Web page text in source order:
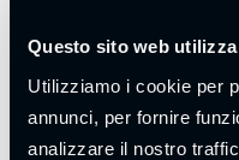
Questo sito web
Utilizziamo i cookie per
annunci, per fornire
analizzare il nostro
dell’interessato, che si
dell’apposito modulo di